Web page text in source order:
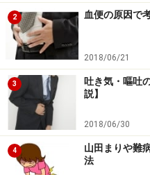
合は受診する医療機関に
いでしょう。
※記事内容は執筆時点のもので
い。
※当サイトにおける医師・医療
断・治療行為ではありません
切な医療機関での受診をおす
個人の見解によるものであり
のではありません。当サイト
かなる損害についても、当社
情報提供者は一切の責任を負
免責事項
2 血便の原因で
2018/06/21
3
吐き気・嘔吐
説】
2018/06/30
4
山田まりや難
法